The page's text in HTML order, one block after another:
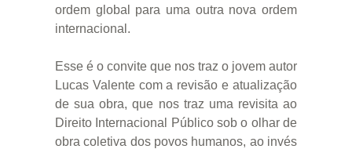
ordem global para uma outra nova ordem
internacional.
Esse é o convite que nos traz o jovem autor
Lucas Valente com a revisão e atualização
de sua obra, que nos traz uma revisita ao
Direito Internacional Público sob o olhar de
obra coletiva dos povos humanos, ao invés